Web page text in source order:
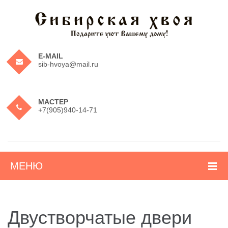
E-MAIL
sib-hvoya@mail.ru
МАСТЕР
+7(905)940-14-71
МЕНЮ
ПРОДУКЦИЯ
Двустворчатые двери